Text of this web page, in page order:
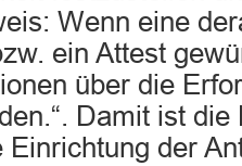
Wenn eine
ein Attest
über die
Damit ist die
Einrichtung der